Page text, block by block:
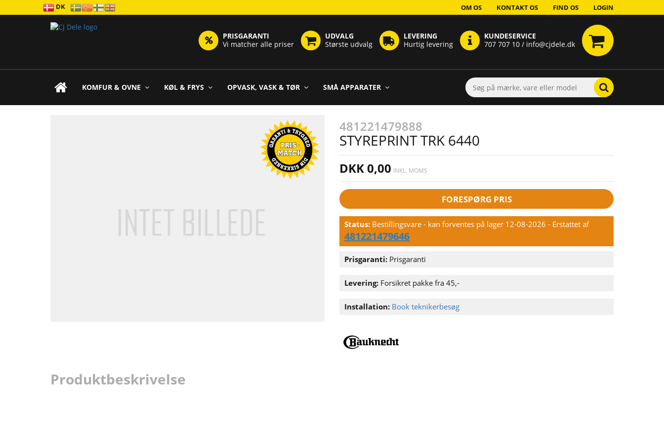
DK OM OS KONTAKT OS FIND OS LOGIN
PRISGARANTI
Vi matcher alle priser
UDVALG
Største udvalg
LEVERING
Hurtig levering
KUNDESERVICE
707 707 10 / info@cjdele.dk
KOMFUR & OVNE KØL & FRYS OPVASK, VASK & TØR SMÅ APPARATER
481221479888
STYREPRINT TRK 6440
DKK 0,00 INKL. MOMS
FORESPØRG PRIS
Status: Bestillingsvare - kan forventes på lager 12-08-2026 - Erstattet af
481221479646
Prisgaranti: Prisgaranti
Levering: Forsikret pakke fra 45,-
Installation: Book teknikerbesøg
Produktbeskrivelse